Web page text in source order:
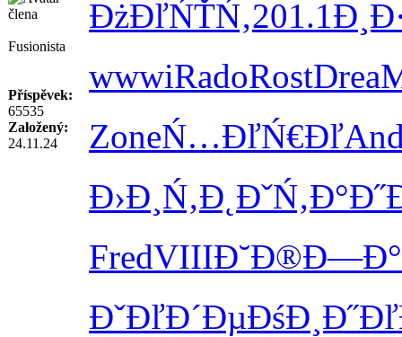
Fusionista
Příspěvek:
65535
Založený:
24.11.24
ĐżĐľŃŤŃ‚201.1
wwwiRadoRostDrea
ZoneŃ…ĐľŃ€Đľ
Đ›Đ¸Ń‚Đ˛ ĐˇŃ‚Đ°Đ˝
FredVIIIĐ˘Đ®Đ—Đ°
ĐˇĐľĐ´ĐµĐśĐ¸Đ˝Đľ